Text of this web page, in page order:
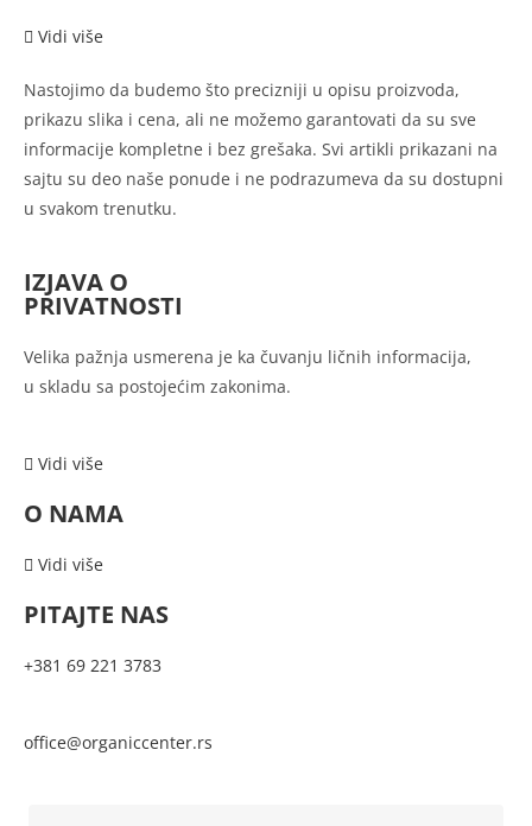
Vidi više
Nastojimo da budemo što precizniji u opisu proizvoda,
prikazu slika i cena, ali ne možemo garantovati da su sve
informacije kompletne i bez grešaka. Svi artikli prikazani na
sajtu su deo naše ponude i ne podrazumeva da su dostupni
u svakom trenutku.
IZJAVA O
PRIVATNOSTI
Velika pažnja usmerena je ka čuvanju ličnih informacija,
u skladu sa postojećim zakonima.
Vidi više
O NAMA
Vidi više
PITAJTE NAS
+381 69 221 3783
office@organiccenter.rs